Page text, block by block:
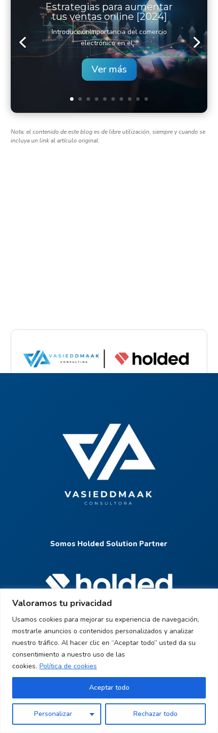
Valoramos tu privacidad
Usamos cookies para mejorar su experiencia de navegación,
mostrarle anuncios o contenidos personalizados y analizar
nuestro tráfico. Al hacer clic en “Aceptar todo” usted da su
consentimiento a nuestro uso de las
cookies. Política de cookies
Personalizar Rechazar todo
Aceptar todo
Estrategias para aumentar
tus ventas online [2024]
IntroducciónImportancia del comercio
electrónico en el...
Ver más
Nota: el contenido de este blog es de libre utilización, siempre y cuando se
incluya un link al artículo original.
expertos en el uso de Holded. Si te
interesa, podemos ayudarte a implementar
todo lo que ofrece en tu negocio.
¿Hablamos?
Somos Holded Solution Partner
Contacto:
